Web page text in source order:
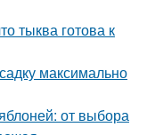
тыква готова к
максимально
от выбора